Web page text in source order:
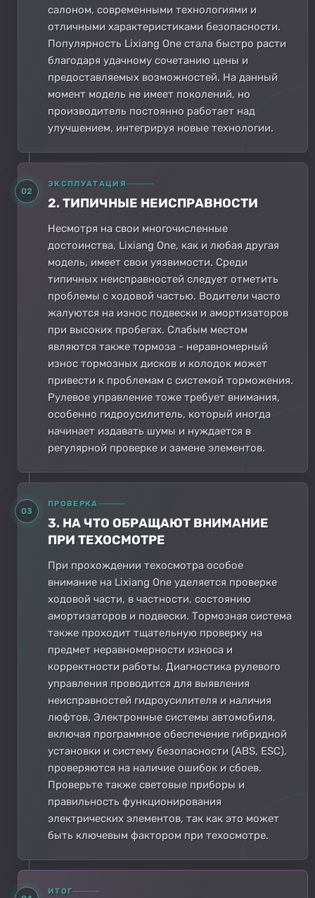
салоном, современными технологиями и
отличными характеристиками безопасности.
Популярность Lixiang One стала быстро расти
благодаря удачному сочетанию цены и
предоставляемых возможностей. На данный
момент модель не имеет поколений, но
производитель постоянно работает над
улучшением, интегрируя новые технологии.
02
ЭКСПЛУАТАЦИЯ
2. ТИПИЧНЫЕ НЕИСПРАВНОСТИ
Несмотря на свои многочисленные
достоинства, Lixiang One, как и любая другая
модель, имеет свои уязвимости. Среди
типичных неисправностей следует отметить
проблемы с ходовой частью. Водители часто
жалуются на износ подвески и амортизаторов
при высоких пробегах. Слабым местом
являются также тормоза - неравномерный
износ тормозных дисков и колодок может
привести к проблемам с системой торможения.
Рулевое управление тоже требует внимания,
особенно гидроусилитель, который иногда
начинает издавать шумы и нуждается в
регулярной проверке и замене элементов.
03
ПРОВЕРКА
3. НА ЧТО ОБРАЩАЮТ ВНИМАНИЕ
ПРИ ТЕХОСМОТРЕ
При прохождении техосмотра особое
внимание на Lixiang One уделяется проверке
ходовой части, в частности, состоянию
амортизаторов и подвески. Тормозная система
также проходит тщательную проверку на
предмет неравномерности износа и
корректности работы. Диагностика рулевого
управления проводится для выявления
неисправностей гидроусилителя и наличия
люфтов. Электронные системы автомобиля,
включая программное обеспечение гибридной
установки и систему безопасности (ABS, ESC),
проверяются на наличие ошибок и сбоев.
Проверьте также световые приборы и
правильность функционирования
электрических элементов, так как это может
быть ключевым фактором при техосмотре.
ИТОГ